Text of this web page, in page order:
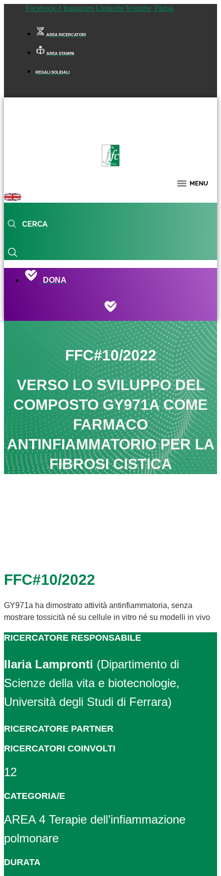
Facebook-f Instagram Linkedin Youtube Tiktok
AREA RICERCATORI
AREA STAMPA
REGALI SOLIDALI
DONA
FFC#10/2022
VERSO LO SVILUPPO DEL
COMPOSTO GY971A COME
FARMACO
ANTINFIAMMATORIO PER LA
FIBROSI CISTICA
FFC#10/2022
GY971a ha dimostrato attività antinfiammatoria, senza
mostrare tossicità né su cellule in vitro né su modelli in vivo
RICERCATORE RESPONSABILE
Ilaria Lampronti (Dipartimento di
Scienze della vita e biotecnologie,
Università degli Studi di Ferrara)
RICERCATORE PARTNER
RICERCATORI COINVOLTI
12
CATEGORIA/E
AREA 4 Terapie dell’infiammazione
polmonare
DURATA